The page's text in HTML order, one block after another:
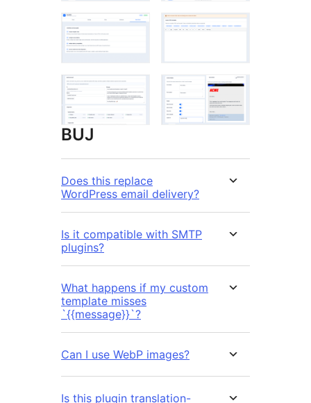
BUJ
Does this replace
WordPress email delivery?
Is it compatible with SMTP
plugins?
What happens if my custom
template misses
`{{message}}`?
Can I use WebP images?
Is this plugin translation-